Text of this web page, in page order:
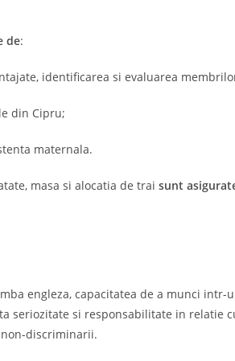
de:
identificarea si evaluarea
din Cipru;
maternala.
masa si alocatia de trai sunt
engleza, capacitatea de a munci
seriozitate si responsabilitate in relatie
discriminarii.